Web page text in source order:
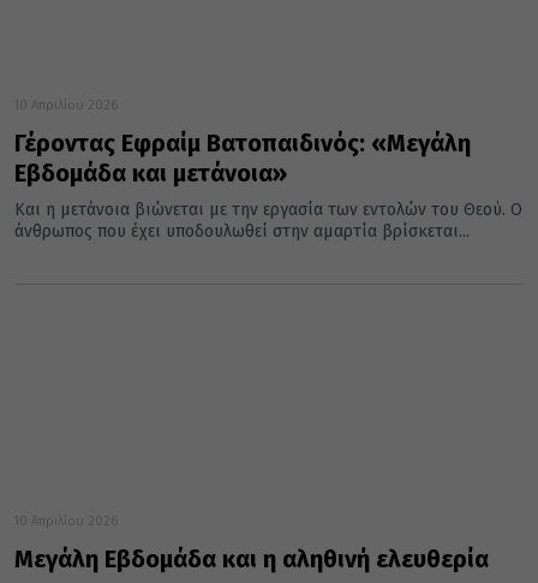
10 Απριλίου 2026
Γέροντας Εφραίμ Βατοπαιδινός: «Μεγάλη
Εβδομάδα και μετάνοια»
Και η μετάνοια βιώνεται με την εργασία των εντολών του Θεού. Ο
άνθρωπος που έχει υποδουλωθεί στην αμαρτία βρίσκεται...
10 Απριλίου 2026
Μεγάλη Εβδομάδα και η αληθινή ελευθερία